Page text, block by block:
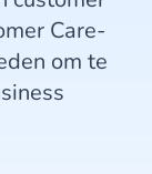
Care-
om te